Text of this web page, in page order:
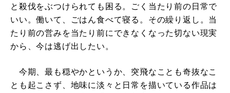
と殺伐をぶつけられても困る。ごく当たり前の日常で
いい。働いて、ごはん食べて寝る。その繰り返し。当
たり前の営みを当たり前にできなくなった切ない現実
から、今は逃げ出したい。
今期、最も穏やかというか、突飛なことも奇抜なこ
とも起こさず、地味に淡々と日常を描いている作品は